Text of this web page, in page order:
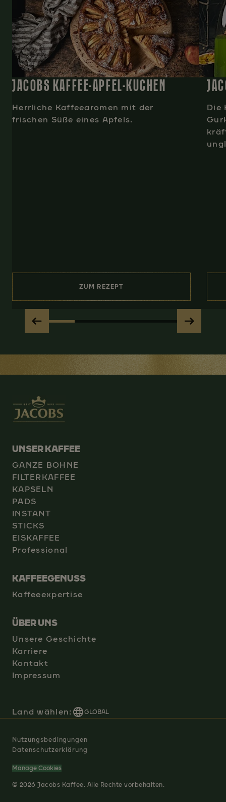
JACOBS KAFFEE-APFEL-KUCHEN
Herrliche Kaffeearomen mit der
frischen Süße eines Apfels.
ZUM REZEPT
Die
UNSER KAFFEE
GANZE BOHNE
FILTERKAFFEE
KAPSELN
PADS
INSTANT
STICKS
EISKAFFEE
Professional
KAFFEEGENUSS
Kaffeeexpertise
ÜBER UNS
Unsere Geschichte
Karriere
Kontakt
Impressum
Land wählen: GLOBAL
Nutzungsbedingungen
Datenschutzerklärung
Manage Cookies
© 2026 Jacobs Kaffee. Alle Rechte vorbehalten.